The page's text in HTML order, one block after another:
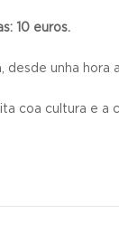
unha hora
coa cultura e a